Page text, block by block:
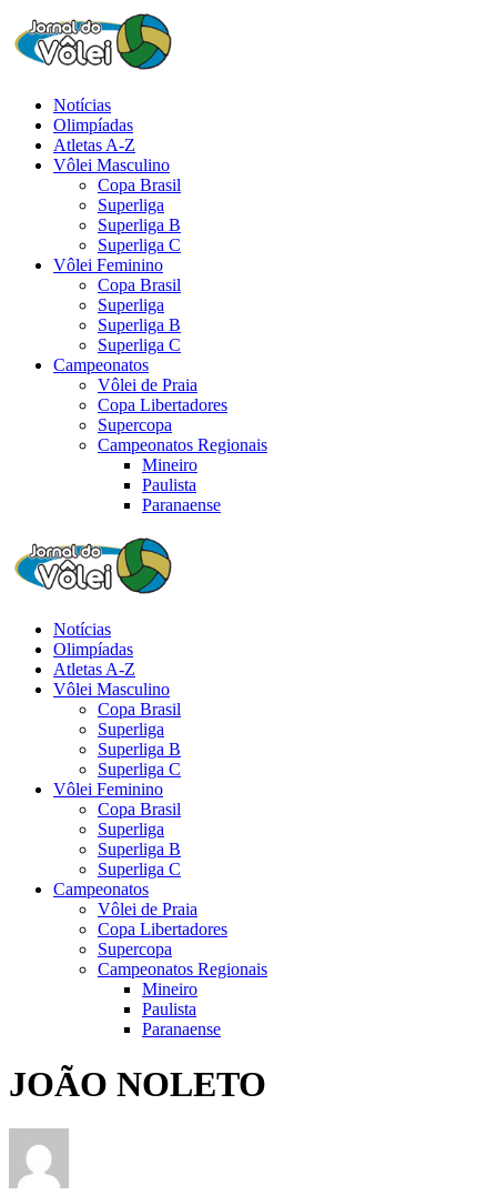
Notícias
Olimpíadas
Atletas A-Z
Vôlei Masculino
Copa Brasil
Superliga
Superliga B
Superliga C
Vôlei Feminino
Copa Brasil
Superliga
Superliga B
Superliga C
Campeonatos
Vôlei de Praia
Copa Libertadores
Supercopa
Campeonatos Regionais
Mineiro
Paulista
Paranaense
Notícias
Olimpíadas
Atletas A-Z
Vôlei Masculino
Copa Brasil
Superliga
Superliga B
Superliga C
Vôlei Feminino
Copa Brasil
Superliga
Superliga B
Superliga C
Campeonatos
Vôlei de Praia
Copa Libertadores
Supercopa
Campeonatos Regionais
Mineiro
Paulista
Paranaense
JOÃO NOLETO